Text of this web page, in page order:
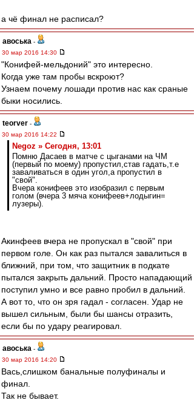
а чё финал не расписал?
авоська -
30 мар 2016 14:30
"Конифей-мельдоний" это интересно.
Когда уже там пробы вскроют?
Узнаем почему лошади против нас как сраные
быки носились.
teorver -
30 мар 2016 14:22
Negoz » Сегодня, 13:01
Помню Дасаев в матче с цыганами на ЧМ
(первый по моему) пропустил,став гадать,т.е
заваливаться в один угол,а пропустил в
"свой".
Вчера конифеев это изобразил с первым
голом (вчера 3 мяча конифеев+лодыгин=
лузеры).
Акинфеев вчера не пропускал в "свой" при
первом голе. Он как раз пытался завалиться в
ближний, при том, что защитник в подкате
пытался закрыть дальний. Просто нападающий
поступил умно и все равно пробил в дальний.
А вот то, что он зря гадал - согласен. Удар не
вышел сильным, были бы шансы отразить,
если бы по удару реагировал.
авоська -
30 мар 2016 14:20
Вась,слишком банальные полуфиналы и
финал.
Так не бывает.